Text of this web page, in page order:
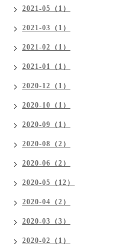
2021-05（1）
2021-03（1）
2021-02（1）
2021-01（1）
2020-12（1）
2020-10（1）
2020-09（1）
2020-08（2）
2020-06（2）
2020-05（12）
2020-04（2）
2020-03（3）
2020-02（1）